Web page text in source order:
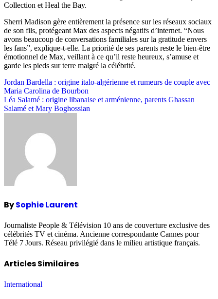
Collection et Heal the Bay.
Sherri Madison gère entièrement la présence sur les réseaux sociaux
de son fils, protégeant Max des aspects négatifs d’internet. “Nous
avons beaucoup de conversations familiales sur la gratitude envers
les fans”, explique-t-elle. La priorité de ses parents reste le bien-être
émotionnel de Max, veillant à ce qu’il reste heureux, s’amuse et
garde les pieds sur terre malgré la célébrité.
Post
navigation
Jordan Bardella : origine italo-algérienne et rumeurs de couple avec
Maria Carolina de Bourbon
Léa Salamé : origine libanaise et arménienne, parents Ghassan
Salamé et Mary Boghossian
BySophie Laurent
Journaliste People & Télévision 10 ans de couverture exclusive des
célébrités TV et cinéma. Ancienne correspondante Cannes pour
Télé 7 Jours. Réseau privilégié dans le milieu artistique français.
Articles Similaires
International